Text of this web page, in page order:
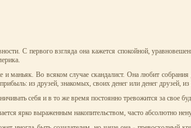
С первого взгляда она кажется спокойной,
и маньяк. Во всяком случае скандалист. Она любит
из друзей, знакомых, своих денег или денег друзей,
себя и в то же время постоянно тревожится за свое
ярко выраженным накопительством, часто абсолютно